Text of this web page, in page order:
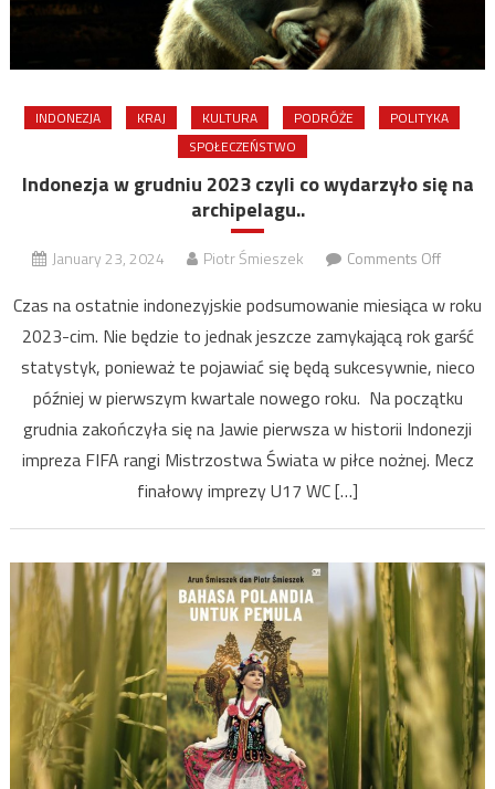
INDONEZJA KRAJ KULTURA PODRÓŻE
POLITYKA
SPOŁECZEŃSTWO
Indonezja w grudniu 2023 czyli co wydarzyło się na
archipelagu..
January 23, 2024 Piotr Śmieszek Comments Offon
w
grudniu
2023
czyli
co
Czas na ostatnie indonezyjskie podsumowanie miesiąca w roku
2023-cim. Nie będzie to jednak jeszcze zamykającą rok garść
statystyk, ponieważ te pojawiać się będą sukcesywnie, nieco
później w pierwszym kwartale nowego roku. Na początku
grudnia zakończyła się na Jawie pierwsza w historii Indonezji
impreza FIFA rangi Mistrzostwa Świata w piłce nożnej. Mecz
finałowy imprezy U17 WC […]